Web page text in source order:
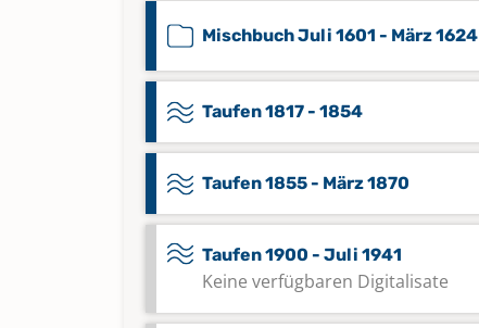
Mischbuch Juli 1601 - März 1624
Taufen 1817 - 1854
Taufen 1855 - März 1870
Taufen 1900 - Juli 1941
Keine verfügbaren Digitalisate